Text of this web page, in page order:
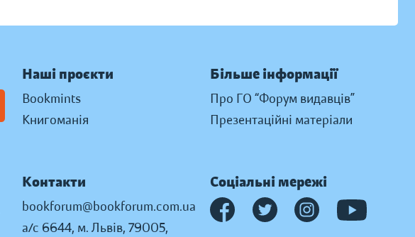
Наші проєкти
Bookmints
Книгоманія
Більше інформації
Про ГО “Форум видавців”
Презентаційні матеріали
Контакти
bookforum@bookforum.com.ua
а/с 6644, м. Львів, 79005,
Соціальні мережі